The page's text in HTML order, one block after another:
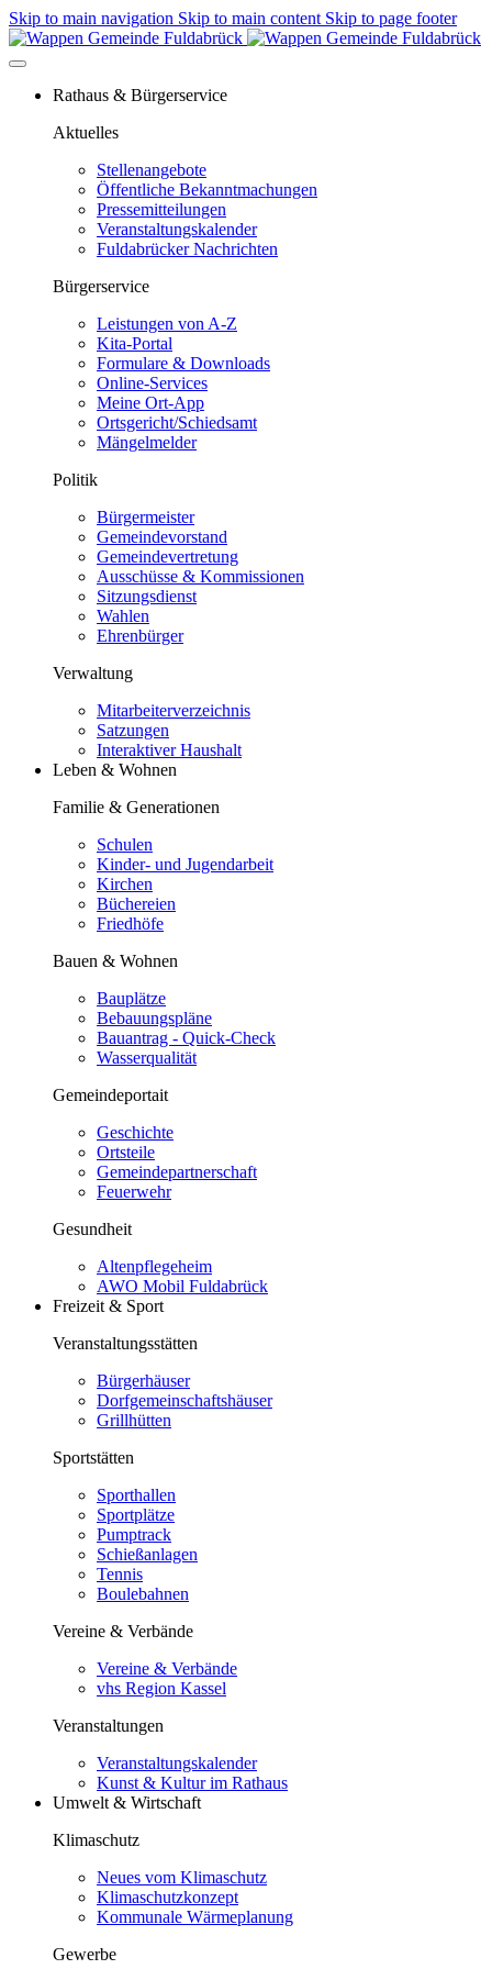
Skip to main navigation Skip to main content Skip to page footer
Rathaus & Bürgerservice
Aktuelles
Stellenangebote
Öffentliche Bekanntmachungen
Pressemitteilungen
Veranstaltungskalender
Fuldabrücker Nachrichten
Bürgerservice
Leistungen von A-Z
Kita-Portal
Formulare & Downloads
Online-Services
Meine Ort-App
Ortsgericht/Schiedsamt
Mängelmelder
Politik
Bürgermeister
Gemeindevorstand
Gemeindevertretung
Ausschüsse & Kommissionen
Sitzungsdienst
Wahlen
Ehrenbürger
Verwaltung
Mitarbeiterverzeichnis
Satzungen
Interaktiver Haushalt
Leben & Wohnen
Familie & Generationen
Schulen
Kinder- und Jugendarbeit
Kirchen
Büchereien
Friedhöfe
Bauen & Wohnen
Bauplätze
Bebauungspläne
Bauantrag - Quick-Check
Wasserqualität
Gemeindeportait
Geschichte
Ortsteile
Gemeindepartnerschaft
Feuerwehr
Gesundheit
Altenpflegeheim
AWO Mobil Fuldabrück
Freizeit & Sport
Veranstaltungsstätten
Bürgerhäuser
Dorfgemeinschaftshäuser
Grillhütten
Sportstätten
Sporthallen
Sportplätze
Pumptrack
Schießanlagen
Tennis
Boulebahnen
Vereine & Verbände
Vereine & Verbände
vhs Region Kassel
Veranstaltungen
Veranstaltungskalender
Kunst & Kultur im Rathaus
Umwelt & Wirtschaft
Klimaschutz
Neues vom Klimaschutz
Klimaschutzkonzept
Kommunale Wärmeplanung
Gewerbe